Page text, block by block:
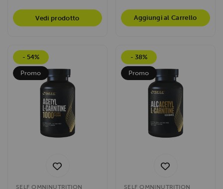
Vedi prodotto Aggiungi al Carrello
- 54%
Promo
SELF OMNINUTRITION
- 38%
Promo
SELF OMNINUTRITION